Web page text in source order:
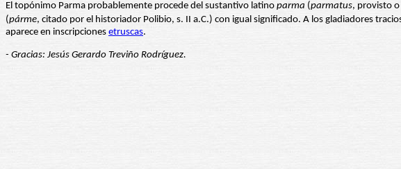
El topónimo Parma probablemente procede del sustantivo latino parma (parmatus, provisto
(párme, citado por el historiador Polibio, s. II a.C.) con igual significado. A los gladiadores
aparece en inscripciones etruscas.
- Gracias: Jesús Gerardo Treviño Rodríguez.